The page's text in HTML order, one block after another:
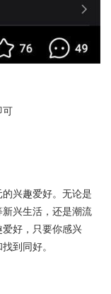
可
兴趣爱好。无论是
兴生活，还是潮流
好，只要你感兴
到同好。